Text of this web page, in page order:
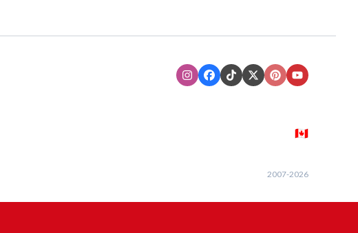
InstagramFacebook
TikTokXTwitter
PinterestYoutube
🇨🇦
2007-2026